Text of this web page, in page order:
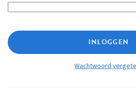
INLOGGEN
Wachtwoord